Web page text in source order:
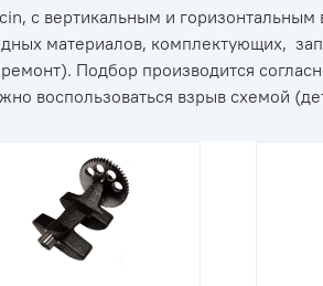
с вертикальным и горизонтальным
материалов, комплектующих,
Подбор производится
воспользоваться взрыв схемой